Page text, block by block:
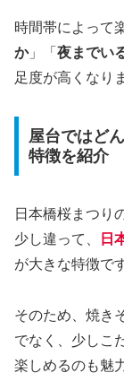
時間帯によって
か」「 夜までい
足度が高くなり
屋台ではど
特徴を紹介
日本橋桜まつり
少し違って、
日
が大きな特徴で
そのため、焼き
でなく、少しこ
楽しめるのも魅